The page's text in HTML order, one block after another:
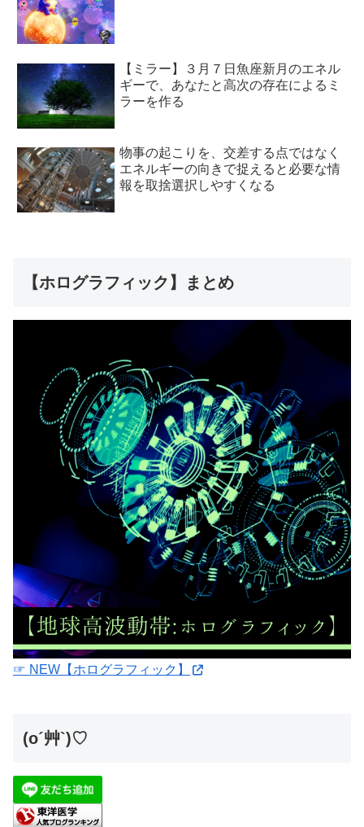
【ミラー】３月７日魚座新月のエネル
ギーで、あなたと高次の存在によるミ
ラーを作る
物事の起こりを、交差する点ではなく
エネルギーの向きで捉えると必要な情
報を取捨選択しやすくなる
【ホログラフィック】まとめ
☞ NEW【ホログラフィック】
(o´艸`)♡